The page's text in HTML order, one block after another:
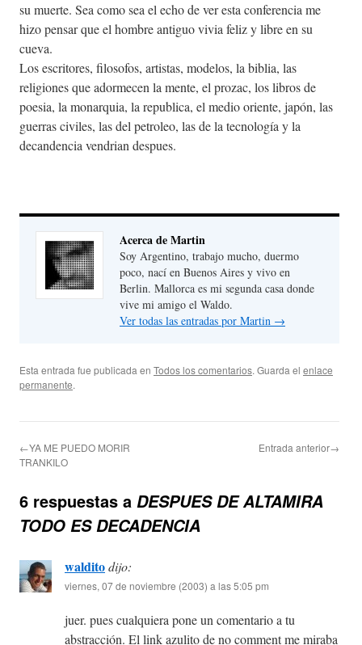
su muerte. Sea como sea el echo de ver esta conferencia me
hizo pensar que el hombre antiguo vivia feliz y libre en su
cueva.
Los escritores, filosofos, artistas, modelos, la biblia, las
religiones que adormecen la mente, el prozac, los libros de
poesia, la monarquia, la republica, el medio oriente, japón, las
guerras civiles, las del petroleo, las de la tecnología y la
decandencia vendrian despues.
Acerca de Martin
Soy Argentino, trabajo mucho, duermo
poco, nací en Buenos Aires y vivo en
Berlin. Mallorca es mi segunda casa donde
vive mi amigo el Waldo.
Ver todas las entradas por Martin →
Esta entrada fue publicada en Todos los comentarios. Guarda el enlace
permanente.
←YA ME PUEDO MORIR
TRANKILO
Entrada anterior→
6 respuestas a DESPUES DE ALTAMIRA
TODO ES DECADENCIA
walditodijo:
viernes, 07 de noviembre (2003) a las 5:05 pm
juer. pues cualquiera pone un comentario a tu
abstracción. El link azulito de no comment me miraba